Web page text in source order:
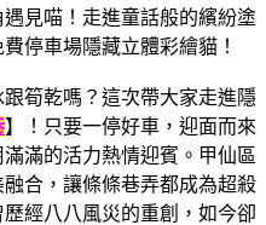
筍乾嗎？這次帶大家走進隱
】！只要一停好車，迎面而來
滿的活力熱情迎賓。甲仙區
合，讓條條巷弄都成為超殺
經八八風災的重創，如今卻